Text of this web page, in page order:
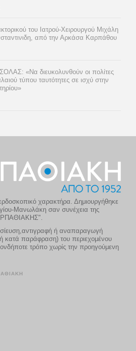
του Ιατρού-Χειρουργού Μιχάλη
από την Αρκάσα Καρπάθου
«Να διευκολυνθούν οι πολίτες
τύπου ταυτότητες σε ισχύ στην
χαρακτήρα. Δημιουργήθηκε
Μανωλάκη σαν συνέχεια της
ή αναπαραγωγή
κατά παράφραση) του περιεχομένου
τρόπο χωρίς την προηγούμενη